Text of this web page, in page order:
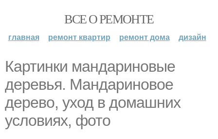
ВСЕ О РЕМОНТЕ
главная ремонт квартир ремонт дома дизайн
Картинки мандариновые
деревья. Мандариновое
дерево, уход в домашних
условиях, фото